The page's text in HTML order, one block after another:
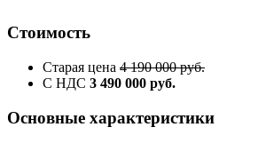
Стоимость
Старая цена 4 190 000 руб.
С НДС 3 490 000 руб.
Основные характеристики